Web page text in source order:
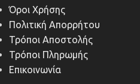
Όροι Χρήσης
Πολιτική Απορρήτου
Τρόποι Αποστολής
Τρόποι Πληρωμής
Επικοινωνία